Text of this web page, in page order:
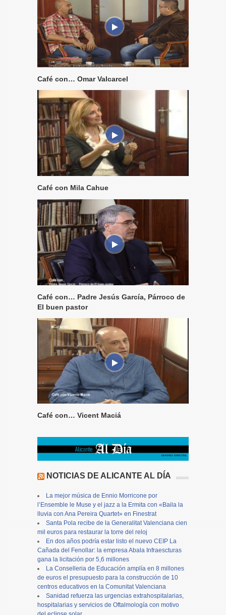
Café con… Omar Valcarcel
Café con Mila Cahue
Café con… Padre Jesús García, Párroco de
El buen pastor
Café con… Vicent Maciá
NOTICIAS DE ALICANTE AL DÍA
La mejor música de Ennio Morricone por
l’Ensemble le Muse y el jazz a la Ermita con «Baila la
lluvia con Ana Pereira Quartet» en Finestrat
Santa Pola recibe de la Generalitat Valenciana cien
mil euros para restaurar la torre del reloj
En dos años podría estar listo el nuevo CEIP La
Cañada del Fenollar: la empresa Abala Infraescturas
gana la licitación por 5,6 millones
La Conselleria de Educación amplía en 8 millones
de euros el presupuesto para la construcción de 10
centros educativos en la Comunitat Valenciana
Sanidad refuerza las urgencias extrahospitalarias,
hospitalarias y servicios de Oftalmología con motivo